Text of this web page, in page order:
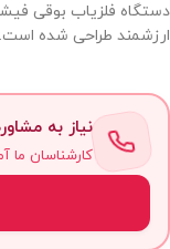
دستگاه فلزیاب بوقی
ارزشمند طراحی شده است.
نیاز به
کارشناسان ما